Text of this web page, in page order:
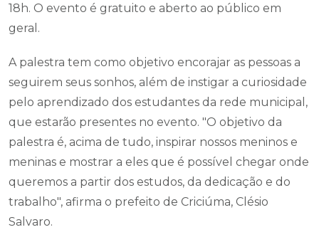
18h. O evento é gratuito e aberto ao público em
geral.
A palestra tem como objetivo encorajar as pessoas a
seguirem seus sonhos, além de instigar a curiosidade
pelo aprendizado dos estudantes da rede municipal,
que estarão presentes no evento. "O objetivo da
palestra é, acima de tudo, inspirar nossos meninos e
meninas e mostrar a eles que é possível chegar onde
queremos a partir dos estudos, da dedicação e do
trabalho", afirma o prefeito de Criciúma, Clésio
Salvaro.